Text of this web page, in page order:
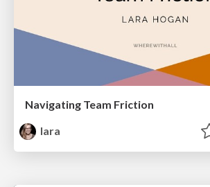
Navigating Team Friction
lara